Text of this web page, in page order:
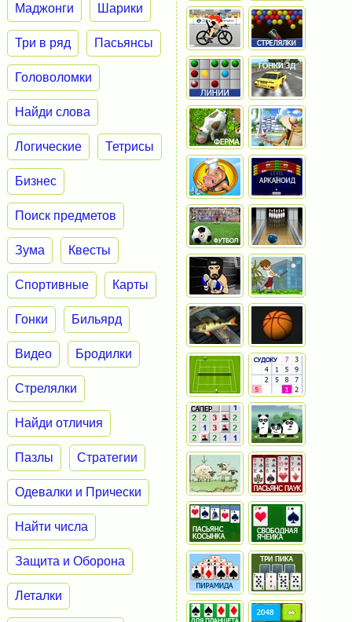
Маджонги Шарики
Три в ряд Пасьянсы
Головоломки
Найди слова
Логические Тетрисы
Бизнес
Поиск предметов
Зума Квесты
Спортивные Карты
Гонки Бильярд
Видео Бродилки
Стрелялки
Найди отличия
Пазлы Стратегии
Одевалки и Прически
Найти числа
Защита и Оборона
Леталки